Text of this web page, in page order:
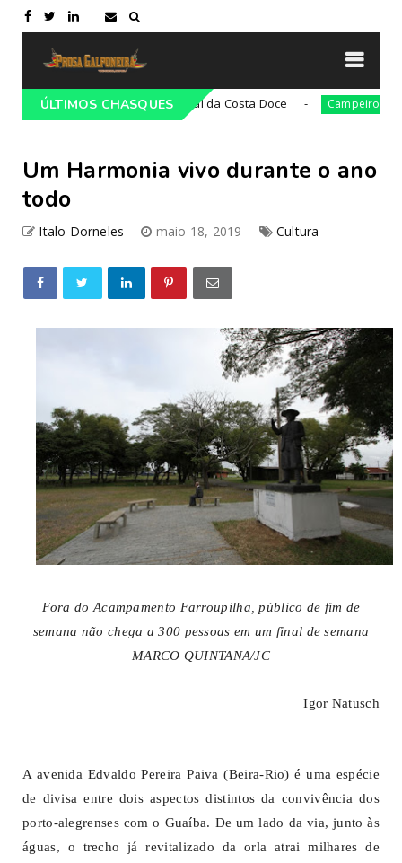
ÚLTIMOS CHASQUES
21ª Cavalgada Cultural da Costa Doce Campeiro 36ª
Um Harmonia vivo durante o ano
todo
Italo Dorneles maio 18, 2019 Cultura
Fora do Acampamento Farroupilha, público de fim de
semana não chega a 300 pessoas em um final de semana
MARCO QUINTANA/JC
Igor Natusch
A avenida Edvaldo Pereira Paiva (Beira-Rio) é uma espécie
de divisa entre dois aspectos distintos da convivência dos
porto-alegrenses com o Guaíba. De um lado da via, junto às
águas, o trecho já revitalizado da orla atrai milhares de